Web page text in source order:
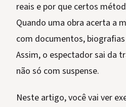
reais e por que certos
Quando uma obra acerta a
com documentos,
Assim, o espectador sai da
não só com suspense.
Neste artigo, você vai ver